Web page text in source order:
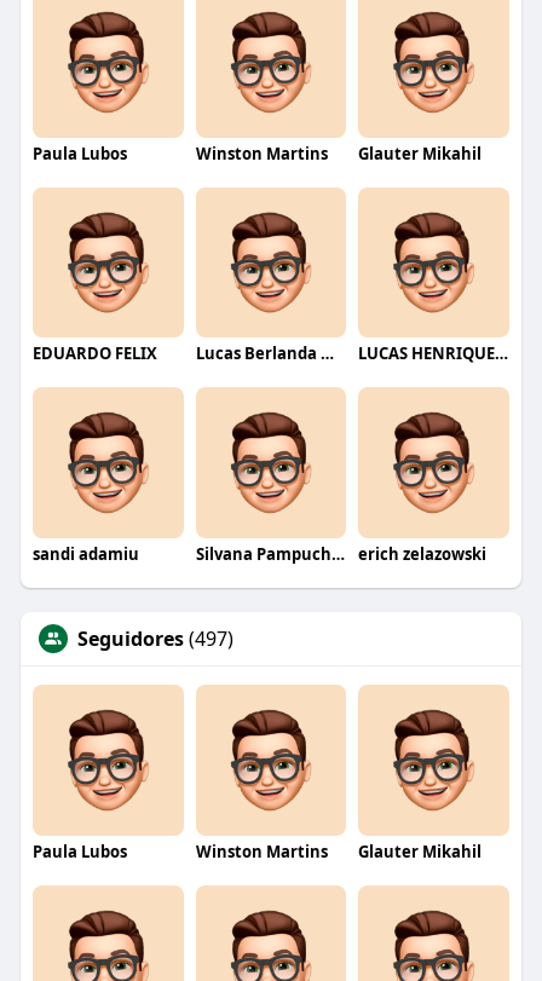
Paula Lubos Winston Martins Glauter Mikahil
EDUARDO FELIX Lucas Berlanda Moraes LUCAS HENRIQUE RIBEIRO
sandi adamiu Silvana Pampuch Andreata erich zelazowski
Seguidores(497)
Paula Lubos Winston Martins Glauter Mikahil